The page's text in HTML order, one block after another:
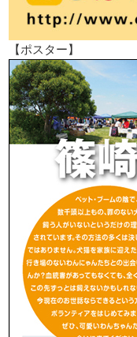
【ポスター】